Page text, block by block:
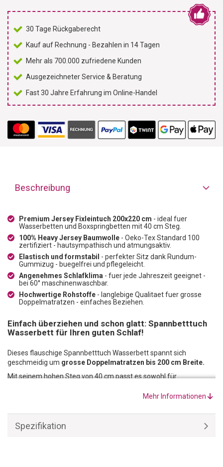
30 Tage Rückgaberecht
Kauf auf Rechnung - Bezahlen in 14 Tagen
Mehr als 700.000 zufriedene Kunden
Ausgezeichneter Service & Beratung
Fast 30 Jahre Erfahrung im Online-Handel
Beschreibung
Premium Jersey Fixleintuch 200x220 cm - ideal fuer
Wasserbetten und Boxspringbetten mit 40 cm Steg.
100% Heavy Jersey Baumwolle - Oeko-Tex Standard 100
zertifiziert - hautsympathisch und atmungsaktiv.
Elastisch und formstabil - perfekter Sitz dank Rundum-
Gummizug - buegelfrei und pflegeleicht.
Angenehmes Schlafklima - fuer jede Jahreszeit geeignet -
bei 60° maschinenwaschbar.
Hochwertige Rohstoffe - langlebige Qualitaet fuer grosse
Doppelmatratzen - einfaches Beziehen.
Einfach überziehen und schon glatt: Spannbetttuch
Wasserbett für Ihren guten Schlaf!
Dieses flauschige Spannbetttuch Wasserbett spannt sich
geschmeidig um grosse Doppelmatratzen bis 200 cm Breite.
Mit seinem hohen Steg von 40 cm passt es sowohl für
Das aus hochwertigen Rohstoffen gefertigte Fixleintuch 200 x 220
Mehr Informationen
Spezifikation